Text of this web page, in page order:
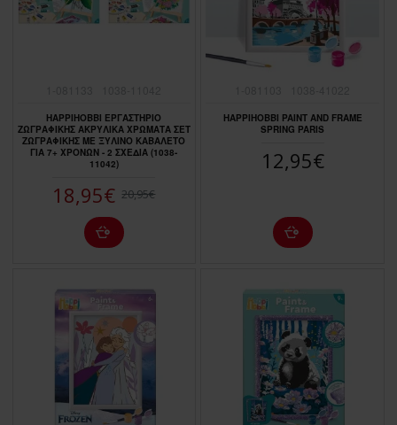
HAPPIHOBBI ΕΡΓΑΣΤΗΡΙΟ
ΖΩΓΡΑΦΙΚΗΣ ΑΚΡΥΛΙΚΑ ΧΡΩΜΑΤΑ ΣΕΤ
ΖΩΓΡΑΦΙΚΗΣ ΜΕ ΞΥΛΙΝΟ ΚΑΒΑΛΕΤΟ
ΓΙΑ 7+ ΧΡΟΝΩΝ - 2 ΣΧΕΔΙΑ (1038-
11042)
18,95€ 20,95€
HAPPIHOBBI PAINT AND FRAME
SPRING PARIS
12,95€